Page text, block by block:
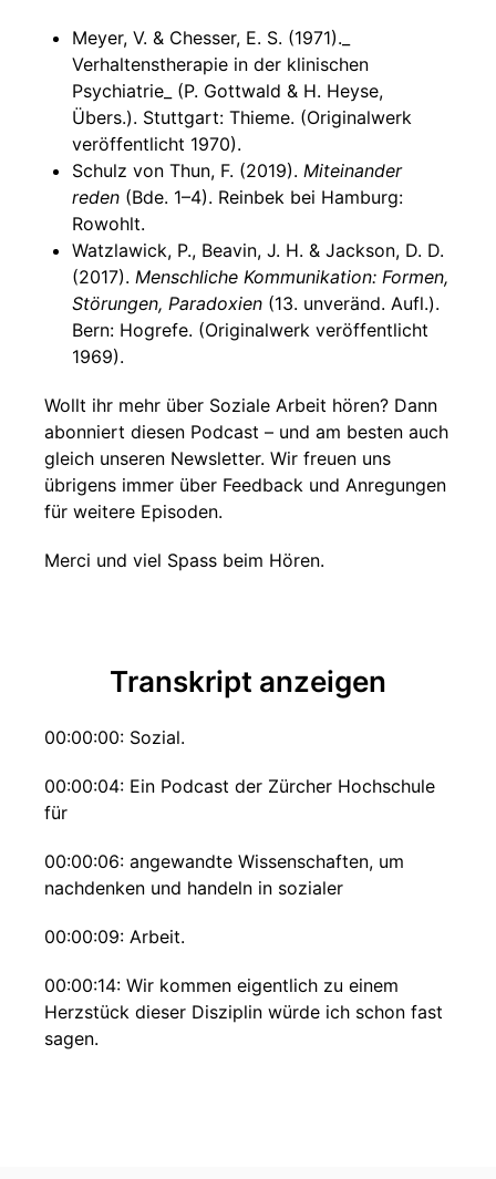
Meyer, V. & Chesser, E. S. (1971)._
Verhaltenstherapie in der klinischen
Psychiatrie_ (P. Gottwald & H. Heyse,
Übers.). Stuttgart: Thieme. (Originalwerk
veröffentlicht 1970).
Schulz von Thun, F. (2019). Miteinander
reden (Bde. 1–4). Reinbek bei Hamburg:
Rowohlt.
Watzlawick, P., Beavin, J. H. & Jackson, D. D.
(2017). Menschliche Kommunikation: Formen,
Störungen, Paradoxien (13. unveränd. Aufl.).
Bern: Hogrefe. (Originalwerk veröffentlicht
1969).
Wollt ihr mehr über Soziale Arbeit hören? Dann
abonniert diesen Podcast – und am besten auch
gleich unseren Newsletter. Wir freuen uns
übrigens immer über Feedback und Anregungen
für weitere Episoden.
Merci und viel Spass beim Hören.
Transkript anzeigen
00:00:00: Sozial.
00:00:04: Ein Podcast der Zürcher Hochschule
für
00:00:06: angewandte Wissenschaften, um
nachdenken und handeln in sozialer
00:00:09: Arbeit.
00:00:14: Wir kommen eigentlich zu einem
Herzstück dieser Disziplin würde ich schon fast
sagen.